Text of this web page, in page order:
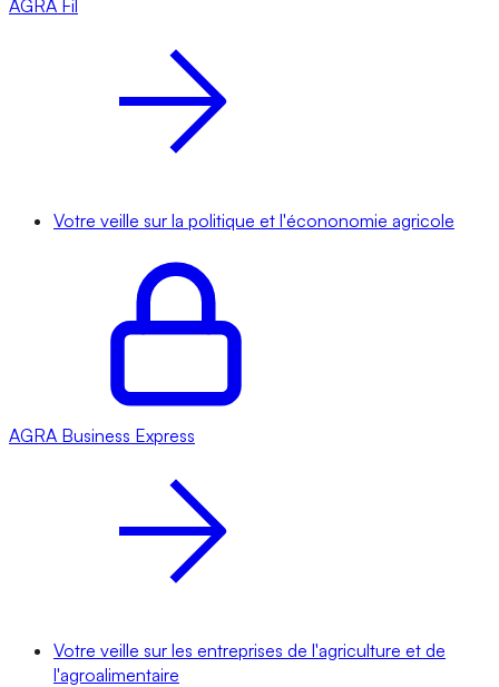
AGRA Fil
Votre veille sur la politique et l'écononomie agricole
AGRA Business Express
Votre veille sur les entreprises de l'agriculture et de
l'agroalimentaire